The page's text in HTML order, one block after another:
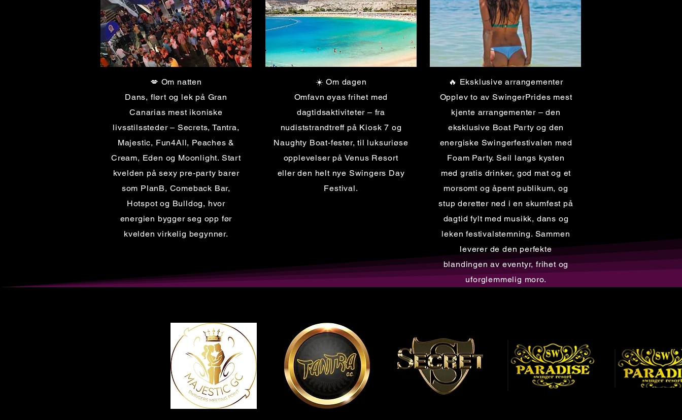
💋 Om natten
Dans, flørt og lek på Gran
Canarias mest ikoniske
livsstilssteder – Secrets, Tantra,
Majestic, Fun4All, Peaches &
Cream, Eden og Moonlight. Start
kvelden på sexy pre-party barer
som PlanB, Comeback Bar,
Hotspot og Bulldog, hvor
energien bygger seg opp før
kvelden virkelig begynner.
☀️ Om dagen
Omfavn øyas frihet med
dagtidsaktiviteter – fra
nudiststrandtreff på Kiosk 7 og
Naughty Boat-fester, til luksuriøse
opplevelser på Venus Resort
eller den helt nye Swingers Day
Festival.
🔥 Eksklusive arrangementer
Opplev to av SwingerPrides mest
kjente arrangementer – den
eksklusive Boat Party og den
energiske Swingerfestivalen med
Foam Party. Seil langs kysten
med gratis drinker, god mat og et
morsomt og åpent publikum, og
stup deretter ned i en skumfest på
dagtid fylt med musikk, dans og
leken festivalstemning. Sammen
leverer de den perfekte
blandingen av eventyr, frihet og
uforglemmelig moro.